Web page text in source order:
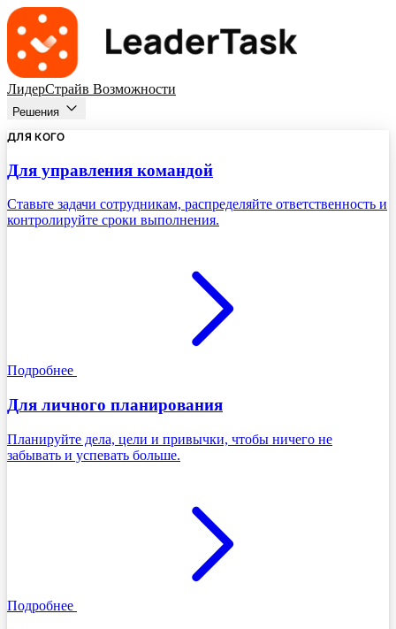
ЛидерСтрайв Возможности
Решения
ДЛЯ КОГО
Для управления командой
Ставьте задачи сотрудникам, распределяйте ответственность и
контролируйте сроки выполнения.
Подробнее
Для личного планирования
Планируйте дела, цели и привычки, чтобы ничего не
забывать и успевать больше.
Подробнее